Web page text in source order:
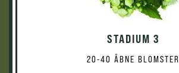
STADIUM 3
20-40 ÅBNE BLOMSTER